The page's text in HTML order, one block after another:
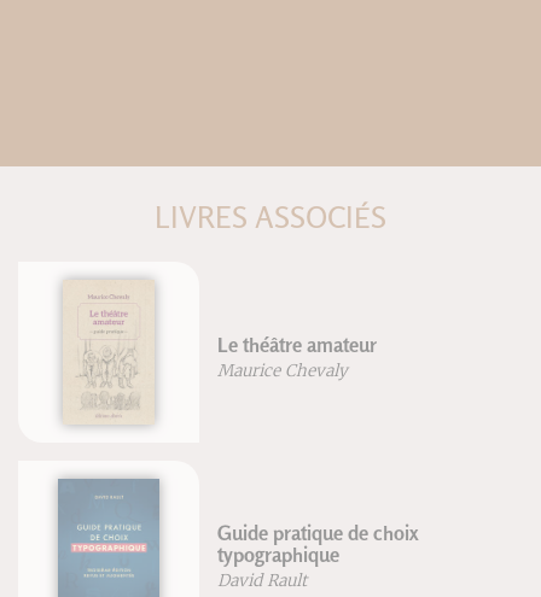
LIVRES ASSOCIÉS
Corriger la posture et les
instabilités articulaires
Frédéric Brigaud
Méthode d'arts énergétiques
Alain Jacopino